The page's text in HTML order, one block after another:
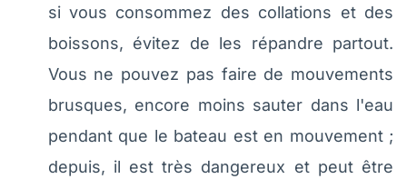
si vous consommez des collations et des
boissons, évitez de les répandre partout.
Vous ne pouvez pas faire de mouvements
brusques, encore moins sauter dans l'eau
pendant que le bateau est en mouvement ;
depuis, il est très dangereux et peut être